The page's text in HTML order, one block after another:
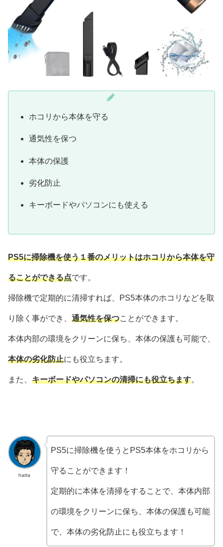
ホコリから本体を守る
通気性を保つ
本体の保護
劣化防止
キーボードやパソコンにも使える
PS5に掃除機を使う１番のメリットはホコリから本体を守
ることができる点です。
掃除機で定期的に清掃すれば、PS5本体のホコリなどを取
り除く事ができ、 通気性を保つことができます。
本体内部の環境をクリーンに保ち、本体の保護も可能で、
本体の劣化防止にも役立ちます。
また、 キーボードやパソコンの清掃にも役立ちます。
hatta
PS5に掃除機を使うとPS5本体をホコリから
守ることができます！
定期的に本体を清掃をすることで、本体内部
の環境をクリーンに保ち、本体の保護も可能
で、本体の劣化防止にも役立ちます！